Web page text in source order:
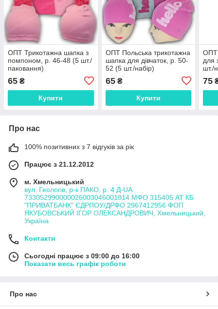
ОПТ Трикотажна шапка з
помпоном, р. 46-48 (5 шт./
паковання)
65 ₴
Купити
ОПТ Польська трикотажна
шапка для дівчаток, р. 50-
52 (5 шт./набір)
65₴
Купити
ОПТ
для
шт./
75
Про нас
100% позитивних з 7 відгуків за рік
Працює з 21.12.2012
м. Хмельницький
вул. Геологів, р-к ПАКО, р. 4 Д-UA
733052990000026003046001814 МФО 315405 АТ КБ
"ПРИВАТБАНК" ЄДРПОУ/ДРФО 2967412956 ФОП
ЯКУБОВСЬКИЙ ІГОР ОЛЕКСАНДРОВИЧ, Хмельницький,
Україна
Контакти
Сьогодні працює з 09:00 до 16:00
Показати весь графік роботи
Про нас